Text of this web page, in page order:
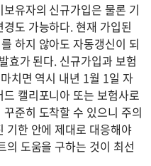
유자의 신규가입은 물론 기
도 가능하다. 현재 가입된
하지 않아도 자동갱신이 되
효가 된다. 신규가입과 보험
치면 역시 내년 1월 1일 자
캘리포니아 또는 보험사로
준히 도착할 수 있으니 주의
기한 안에 제대로 대응해야
의 도움을 구하는 것이 최선